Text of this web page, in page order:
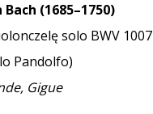
(1685–1750)
solo BWV 1007
Pandolfo)
Gigue